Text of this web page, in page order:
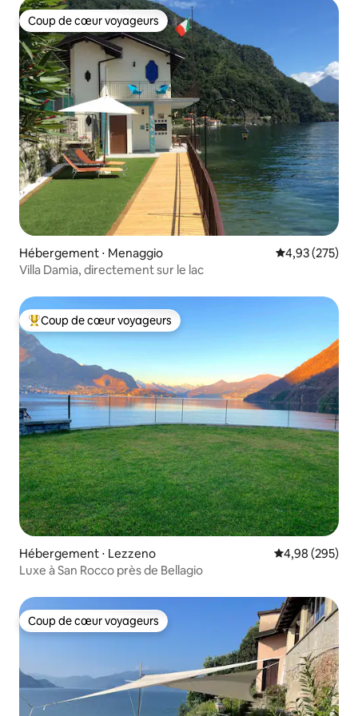
Coup de cœur voyageurs
Coup de cœur voyageurs
Hébergement ⋅ Menaggio Évaluation
4,93 (275)
Villa Damia, directement sur le lac
Coups de cœur voyageurs les plus appréciés
Coup de cœur voyageurs
Hébergement ⋅ Lezzeno Évaluation
4,98 (295)
Luxe à San Rocco près de Bellagio
Coup de cœur voyageurs
Coup de cœur voyageurs